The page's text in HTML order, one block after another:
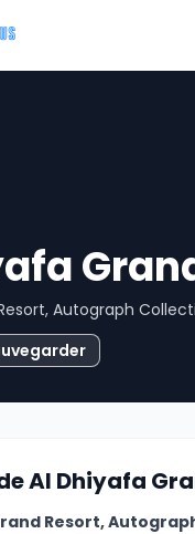
Autograph
Al Dhiyafa
Resort,